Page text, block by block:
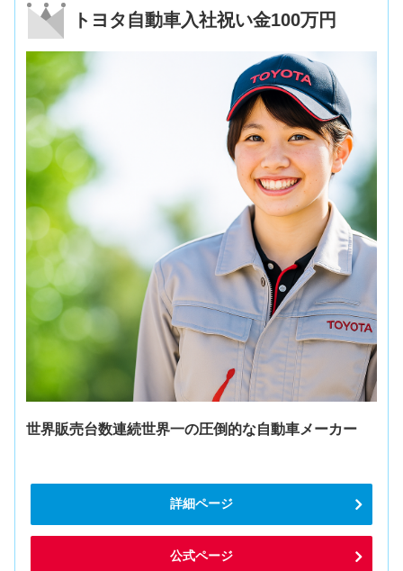
トヨタ自動車入社祝い金100万円
世界販売台数連続世界一の圧倒的な自動車メーカー
詳細ページ
公式ページ